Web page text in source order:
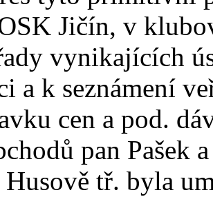
Jičín, v
vynikajících
a k seznámení
cen a pod.
pan Pašek
tř. byla